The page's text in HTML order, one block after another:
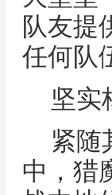
队友提
任何队
坚实
紧随
中，猎